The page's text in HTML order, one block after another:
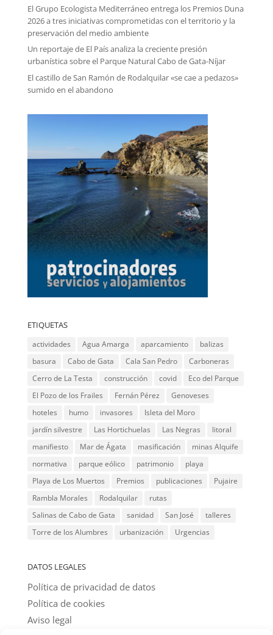
El Grupo Ecologista Mediterráneo entrega los Premios Duna
2026 a tres iniciativas comprometidas con el territorio y la
preservación del medio ambiente
Un reportaje de El País analiza la creciente presión
urbanística sobre el Parque Natural Cabo de Gata-Níjar
El castillo de San Ramón de Rodalquilar «se cae a pedazos»
sumido en el abandono
ETIQUETAS
actividades Agua Amarga aparcamiento
balizas
basura
Cabo de Gata Cala San Pedro
Carboneras
Cerro de La Testa
construcción covid
Eco del Parque
El Pozo de los Frailes
Fernán Pérez
Genoveses
hoteles
humo invasores
Isleta del Moro
jardín silvestre
Las Hortichuelas Las Negras
litoral
manifiesto
Mar de Ágata masificación
minas Alquife
normativa
parque eólico patrimonio
playa
Playa de Los Muertos
Premios publicaciones
Pujaire
Rambla Morales
Rodalquilar
rutas
Salinas de Cabo de Gata
sanidad San José
talleres
Torre de los Alumbres
urbanización Urgencias
DATOS LEGALES
Política de privacidad de datos
Política de cookies
Aviso legal